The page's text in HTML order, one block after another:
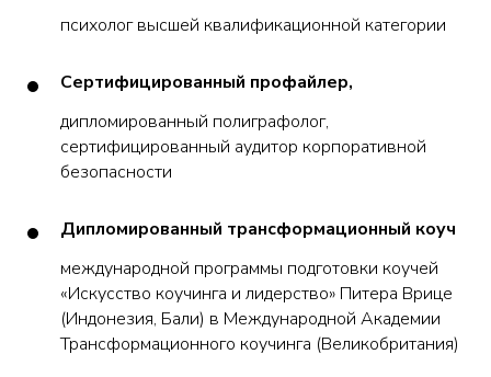
психолог высшей квалификационной категории
Сертифицированный профайлер,
дипломированный полиграфолог,
сертифицированный аудитор корпоративной
безопасности
Дипломированный трансформационный коуч
международной программы подготовки коучей
«Искусство коучинга и лидерство» Питера Врице
(Индонезия, Бали) в Международной Академии
Трансформационного коучинга (Великобритания)